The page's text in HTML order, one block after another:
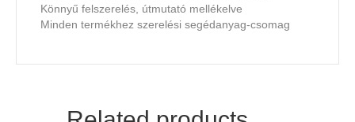
Könnyű felszerelés, útmutató mellékelve
Minden termékhez szerelési segédanyag-csomag